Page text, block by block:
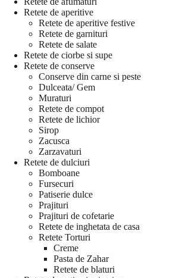
Retete de aperitive
Retete de aperitive festive
Retete de garnituri
Retete de salate
Retete de ciorbe si supe
Retete de conserve
Conserve din carne si peste
Dulceata/ Gem
Muraturi
Retete de compot
Retete de lichior
Sirop
Zacusca
Zarzavaturi
Retete de dulciuri
Bomboane
Fursecuri
Patiserie dulce
Prajituri
Prajituri de cofetarie
Retete de inghetata de casa
Retete Torturi
Creme
Pasta de Zahar
Retete de blaturi